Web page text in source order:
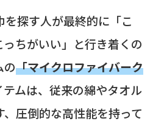
探す人が最終的に「こ
ちがいい」と行き着くの
の「マイクロファイバーク
テムは、従来の綿やタオル
圧倒的な高性能を持って